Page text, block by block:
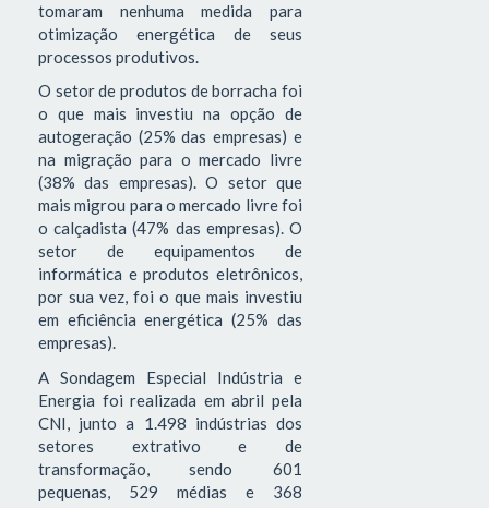
tomaram nenhuma medida para
otimização energética de seus
processos produtivos.
O setor de produtos de borracha foi
o que mais investiu na opção de
autogeração (25% das empresas) e
na migração para o mercado livre
(38% das empresas). O setor que
mais migrou para o mercado livre foi
o calçadista (47% das empresas). O
setor de equipamentos de
informática e produtos eletrônicos,
por sua vez, foi o que mais investiu
em eficiência energética (25% das
empresas).
A Sondagem Especial Indústria e
Energia foi realizada em abril pela
CNI, junto a 1.498 indústrias dos
setores extrativo e de
transformação, sendo 601
pequenas, 529 médias e 368